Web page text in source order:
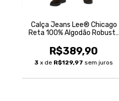
Calça Jeans Lee® Chicago
Reta 100% Algodão Robusta
R$389,90
3 x de R$129,97 sem juros